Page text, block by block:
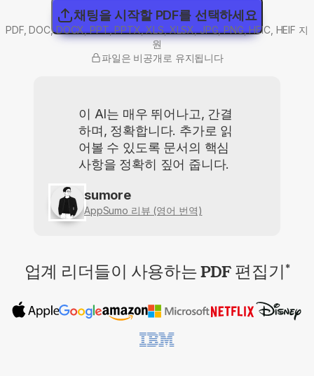
채팅을 시작할 PDF를 선택하세요
PDF, DOC, DOCX, PPT, PPTX, XLS, XLSX, JPG, PNG, HEIC, HEIF 지
원
파일은 비공개로 유지됩니다
이 AI는 매우 뛰어나고, 간결
하며, 정확합니다. 추가로 읽
어볼 수 있도록 문서의 핵심
사항을 정확히 짚어 줍니다.
sumore
AppSumo 리뷰 (영어 번역)
업계 리더들이 사용하는 PDF 편집기 *